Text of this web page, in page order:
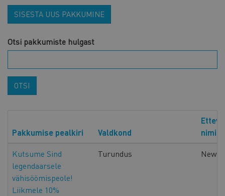
SISESTA UUS PAKKUMINE
Otsi pakkumiste hulgast
OTSI
Pakkumise pealkiri Valdkond
nimi
Kutsume Sind
legendaarsele
vähisöömispeole!
Liikmele 10%
Turundus